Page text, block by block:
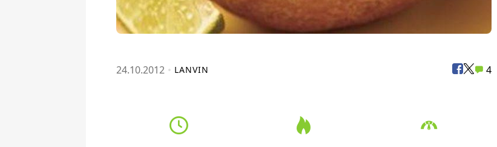
24.10.2012 LANVIN 4